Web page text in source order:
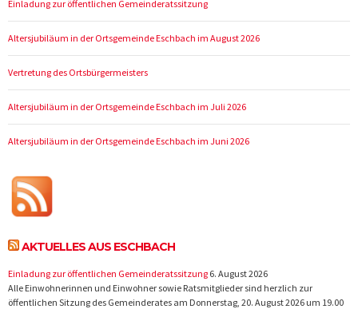
Einladung zur öffentlichen Gemeinderatssitzung
Altersjubiläum in der Ortsgemeinde Eschbach im August 2026
Vertretung des Ortsbürgermeisters
Altersjubiläum in der Ortsgemeinde Eschbach im Juli 2026
Altersjubiläum in der Ortsgemeinde Eschbach im Juni 2026
AKTUELLES AUS ESCHBACH
Einladung zur öffentlichen Gemeinderatssitzung 6. August 2026
Alle Einwohnerinnen und Einwohner sowie Ratsmitglieder sind herzlich zur
öffentlichen Sitzung des Gemeinderates am Donnerstag, 20. August 2026 um 19.00